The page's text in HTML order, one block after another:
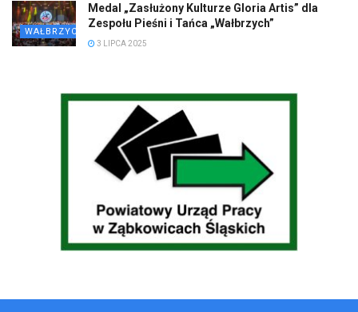
WAŁBRZYCH
Medal „Zasłużony Kulturze Gloria Artis” dla
Zespołu Pieśni i Tańca „Wałbrzych”
3 LIPCA 2025